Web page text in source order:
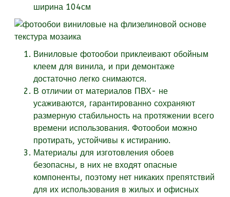
ширина 104см
Виниловые фотообои приклеивают обойным
клеем для винила, и при демонтаже
достаточно легко снимаются.
В отличии от материалов ПВХ- не
усаживаются, гарантированно сохраняют
размерную стабильность на протяжении всего
времени использования. Фотообои можно
протирать, устойчивы к истиранию.
Материалы для изготовления обоев
безопасны, в них не входят опасные
компоненты, поэтому нет никаких препятствий
для их использования в жилых и офисных